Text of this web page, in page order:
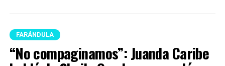
FARÁNDULA
“No compaginamos”: Juanda Caribe